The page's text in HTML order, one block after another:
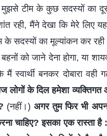
टीम के कुछ सदस्यों का
मैंने देखा कि मेरे लिए यह
सदस्यों का मूल्यांकन कर
को जाने देना होगा, या
बनकर दोबारा वही
लोगों के दिल हमेशा
(नहीं।)अगर तुम फिर भी
चाहिए? इसका एक रास्ता